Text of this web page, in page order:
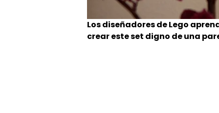
Los diseñadores de Lego
crear este set digno de una